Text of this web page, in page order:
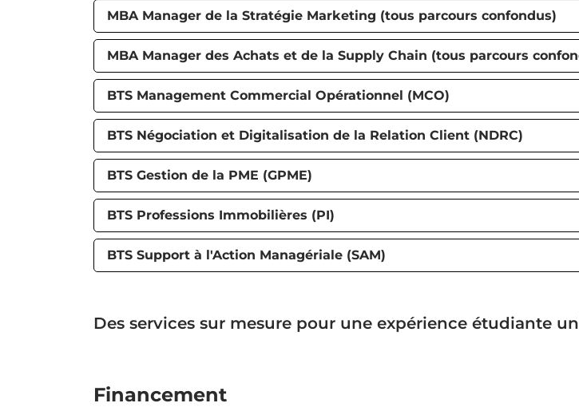
MBA Manager de la Stratégie Marketing (tous parcours confondus)
MBA Manager des Achats et de la Supply Chain (tous parcours
BTS Management Commercial Opérationnel (MCO)
BTS Négociation et Digitalisation de la Relation Client (NDRC)
BTS Gestion de la PME (GPME)
BTS Professions Immobilières (PI)
BTS Support à l'Action Managériale (SAM)
Des services sur mesure pour une expérience étudiante
Financement